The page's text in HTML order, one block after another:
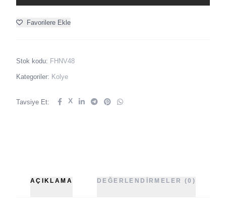
Favorilere Ekle
Stok kodu: FHNV48
Kategoriler: Kolye
Tavsiye Et: X
AÇIKLAMA DEĞERLENDIRMELER (0)